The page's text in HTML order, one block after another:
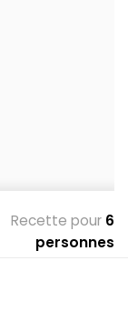
Recette pour 6
personnes